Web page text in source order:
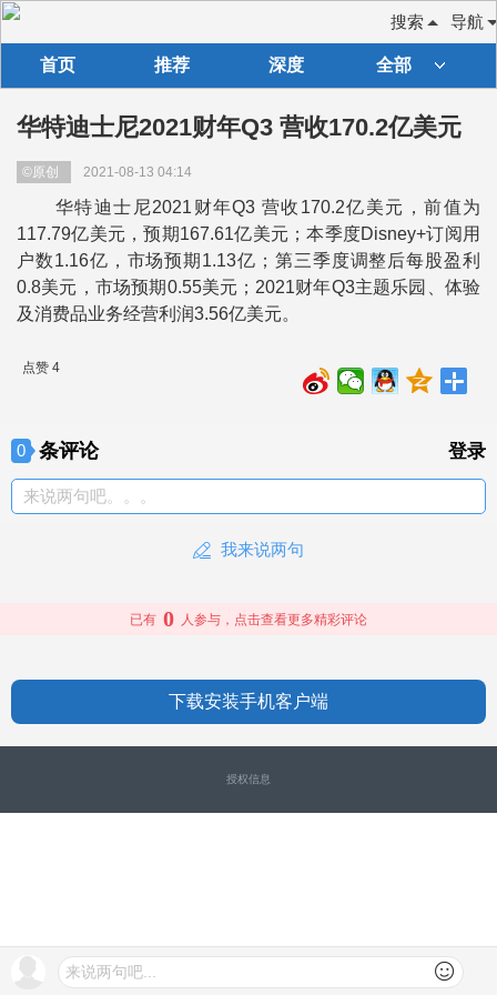
导航
搜索
首页 推荐 深度 全部
华特迪士尼2021财年Q3 营收170.2亿美元
©原创 2021-08-13 04:14
华特迪士尼2021财年Q3 营收170.2亿美元，前值为
117.79亿美元，预期167.61亿美元；本季度Disney+订阅用
户数1.16亿，市场预期1.13亿；第三季度调整后每股盈利
0.8美元，市场预期0.55美元；2021财年Q3主题乐园、体验
及消费品业务经营利润3.56亿美元。
点赞 4
0 条评论 登录
来说两句吧。。。
我来说两句
来说两句吧...
已有 0 人参与，点击查看更多精彩评论
下载安装手机客户端
授权信息